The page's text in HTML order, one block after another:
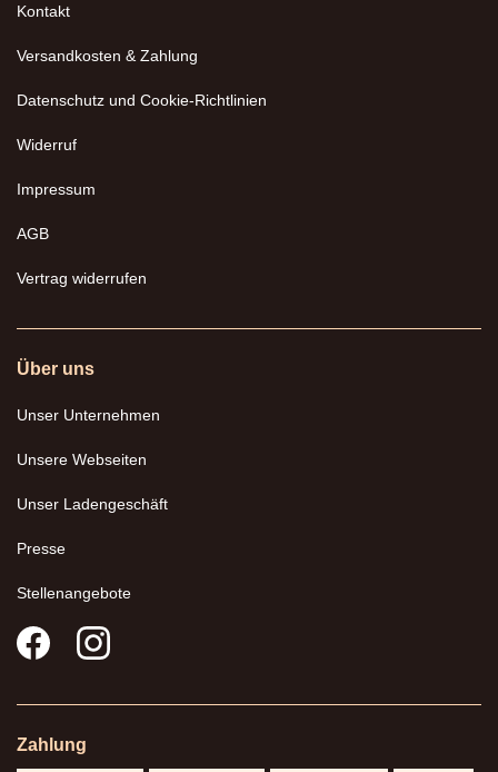
Kontakt
Versandkosten & Zahlung
Datenschutz und Cookie-Richtlinien
Widerruf
Impressum
AGB
Vertrag widerrufen
Über uns
Unser Unternehmen
Unsere Webseiten
Unser Ladengeschäft
Presse
Stellenangebote
Zahlung